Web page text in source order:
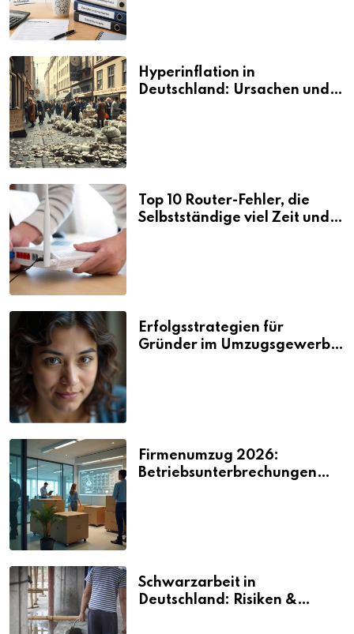
Hyperinflation in
Deutschland: Ursachen und
Top 10 Router-Fehler, die
Selbstständige viel Zeit und
Erfolgsstrategien für
Gründer im Umzugsgewerbe
Firmenumzug 2026:
Betriebsunterbrechungen
Schwarzarbeit in
Deutschland: Risiken &